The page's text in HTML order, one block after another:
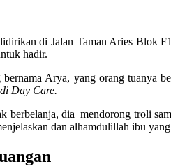
di Jalan Taman Aries Blok
hadir.
Arya, yang orang tuanya
Day Care.
berbelanja, dia mendorong troli
dan alhamdulillah ibu